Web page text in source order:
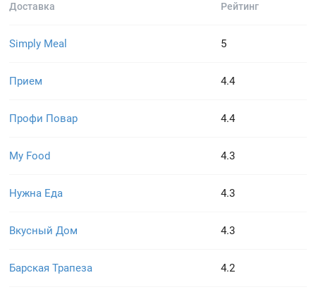
Доставка Рейтинг
Simply Meal 5
Прием 4.4
Профи Повар 4.4
My Food 4.3
Нужна Еда 4.3
Вкусный Дом 4.3
Барская Трапеза 4.2